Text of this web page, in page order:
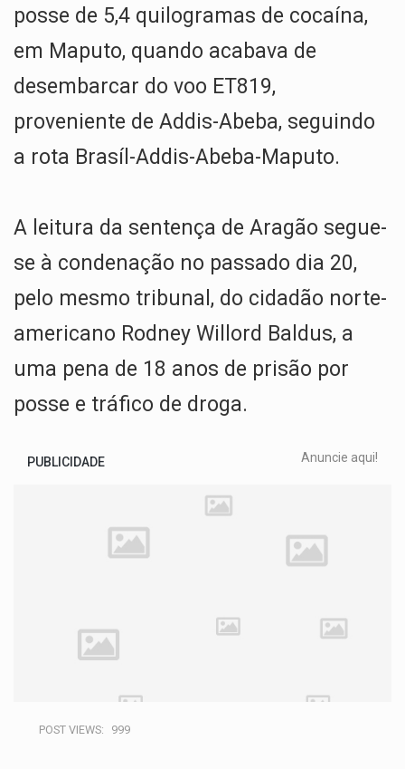
posse de 5,4 quilogramas de cocaína,
em Maputo, quando acabava de
desembarcar do voo ET819,
proveniente de Addis-Abeba, seguindo
a rota Brasíl-Addis-Abeba-Maputo.
A leitura da sentença de Aragão segue-
se à condenação no passado dia 20,
pelo mesmo tribunal, do cidadão norte-
americano Rodney Willord Baldus, a
uma pena de 18 anos de prisão por
posse e tráfico de droga.
PUBLICIDADE Anuncie aqui!
POST VIEWS: 999